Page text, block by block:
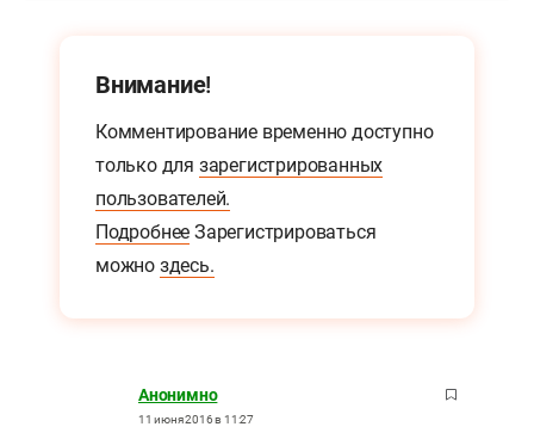
Внимание!
Комментирование временно доступно
только для зарегистрированных
пользователей.
Подробнее Зарегистрироваться
можно здесь.
Анонимно
11 июня 2016 в 11:27